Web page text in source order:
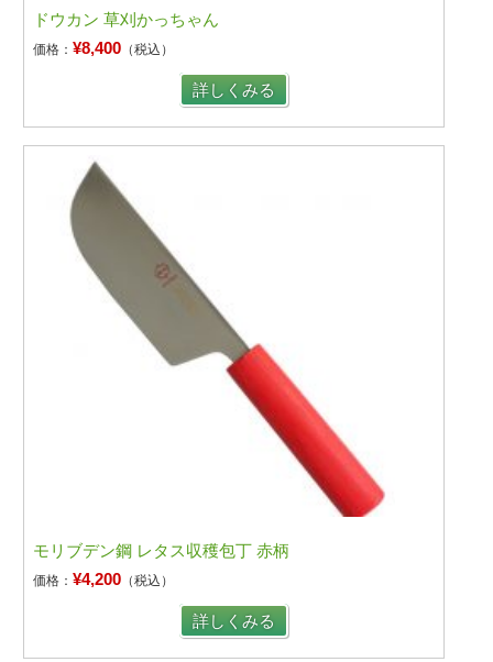
ドウカン 草刈かっちゃん
価格：¥8,400 （税込）
詳しくみる
モリブデン鋼 レタス収穫包丁 赤柄
価格：¥4,200 （税込）
詳しくみる